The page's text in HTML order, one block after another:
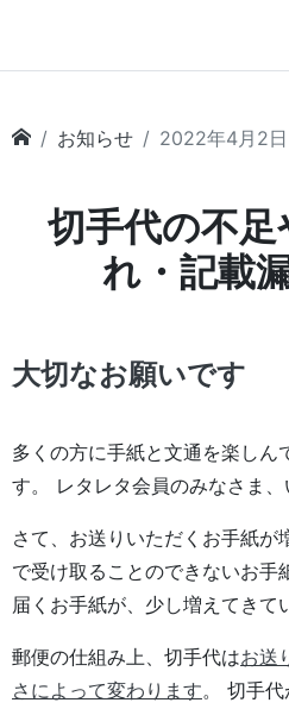
お知らせ 2022年4月2日
切手代の不
れ・記載
大切なお願いです
多くの方に手紙と文通を楽しん
す。 レタレタ会員のみなさま、
さて、お送りいただくお手紙
で受け取ることのできないお手
届くお手紙が、少し増えてきて
郵便の仕組み上、切手代はお送
さによって変わります。 切手